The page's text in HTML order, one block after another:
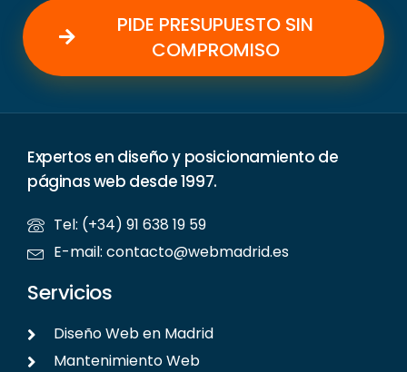
PIDE PRESUPUESTO SIN
COMPROMISO
Expertos en diseño y posicionamiento de
páginas web desde 1997.
Tel: (+34) 91 638 19 59
E-mail: contacto@webmadrid.es
Servicios
Diseño Web en Madrid
Mantenimiento Web